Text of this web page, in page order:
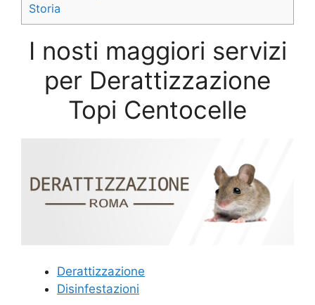
Storia
I nosti maggiori servizi
per Derattizzazione
Topi Centocelle
Derattizzazione
Disinfestazioni